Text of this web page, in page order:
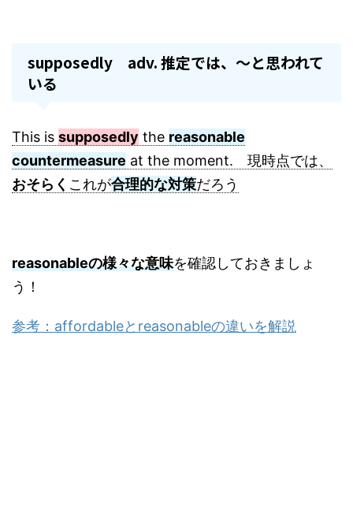
supposedly adv. 推定では、～と思われて
いる
This is supposedly the reasonable
countermeasure at the moment. 現時点では、
おそらく これが合理的な対策だろう
reasonableの様々な意味を確認しておきましょ
う！
参考：affordableとreasonableの違いを解説